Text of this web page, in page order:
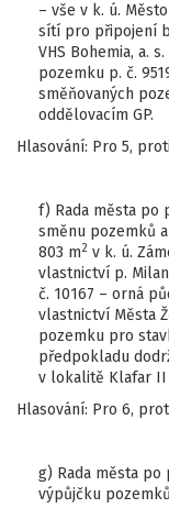
– vše v k. ú.
sítí pro připojení
VHS Bohemia, a.
pozemku p. č.
směňovaných
oddělovacím GP.
Hlasování: Pro 5,
f) Rada města po
směnu pozemků
803 m2 v k. ú.
vlastnictví p.
č. 10167 – orná
vlastnictví Města
pozemku pro
předpokladu
v lokalitě Klafar II
Hlasování: Pro 6,
g) Rada města
výpůjčku